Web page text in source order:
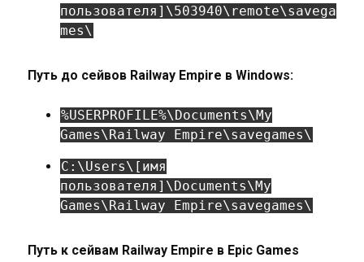
пользователя]\503940\remote\savega
mes\
Путь до сейвов Railway Empire в Windows:
%USERPROFILE%\Documents\My
Games\Railway Empire\savegames\
C:\Users\[имя
пользователя]\Documents\My
Games\Railway Empire\savegames\
Путь к сейвам Railway Empire в Epic Games